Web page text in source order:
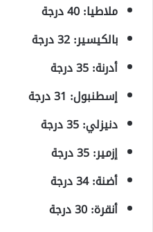
ملاطيا: 40 درجة
بالكيسير: 32 درجة
أدرنة: 35 درجة
إسطنبول: 31 درجة
دنيزلي: 35 درجة
إزمير: 35 درجة
أضنة: 34 درجة
أنقرة: 30 درجة